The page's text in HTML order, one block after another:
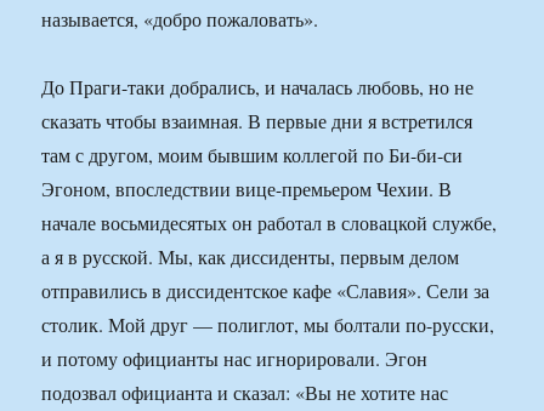
называется, «добро пожаловать».
До Праги-таки добрались, и началась любовь, но не
сказать чтобы взаимная. В первые дни я встретился
там с другом, моим бывшим коллегой по Би-би-си
Эгоном, впоследствии вице-премьером Чехии. В
начале восьмидесятых он работал в словацкой службе,
а я в русской. Мы, как диссиденты, первым делом
отправились в диссидентское кафе «Славия». Сели за
столик. Мой друг — полиглот, мы болтали по-русски,
и потому официанты нас игнорировали. Эгон
подозвал официанта и сказал: «Вы не хотите нас